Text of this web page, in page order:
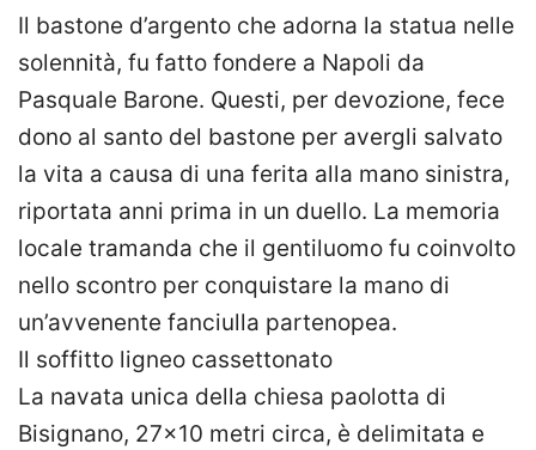
Il bastone d’argento che adorna la statua nelle
solennità, fu fatto fondere a Napoli da
Pasquale Barone. Questi, per devozione, fece
dono al santo del bastone per avergli salvato
la vita a causa di una ferita alla mano sinistra,
riportata anni prima in un duello. La memoria
locale tramanda che il gentiluomo fu coinvolto
nello scontro per conquistare la mano di
un’avvenente fanciulla partenopea.
Il soffitto ligneo cassettonato
La navata unica della chiesa paolotta di
Bisignano, 27×10 metri circa, è delimitata e